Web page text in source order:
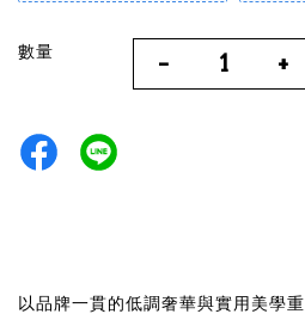
數量 - +
以品牌一貫的低調奢華與實用美學